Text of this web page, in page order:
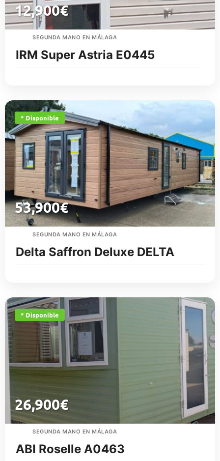
12,900€
SEGUNDA MANO EN MÁLAGA
IRM Super Astria E0445
* Disponible
53,900€
SEGUNDA MANO EN MÁLAGA
Delta Saffron Deluxe DELTA
* Disponible
26,900€
SEGUNDA MANO EN MÁLAGA
ABI Roselle A0463